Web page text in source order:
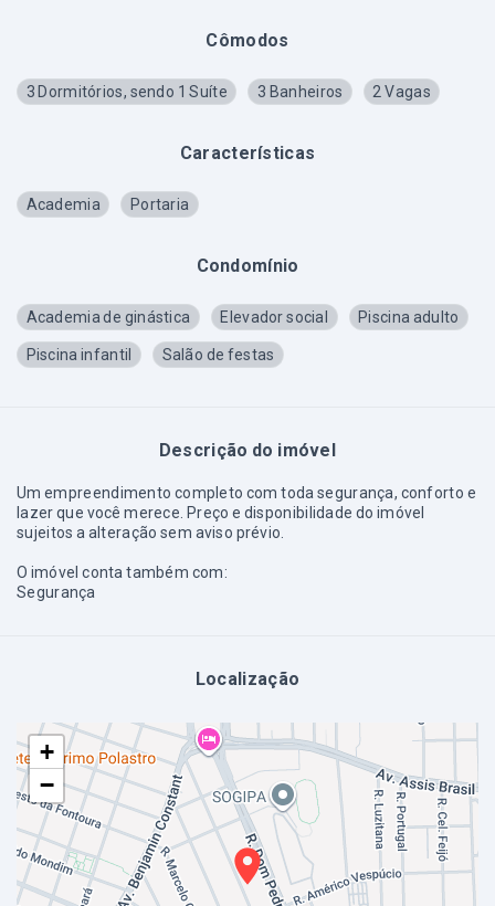
Cômodos
3 Dormitórios, sendo 1 Suíte 3 Banheiros 2 Vagas
Características
Academia Portaria
Condomínio
Academia de ginástica Elevador social Piscina adulto
Piscina infantil Salão de festas
Descrição do imóvel
Um empreendimento completo com toda segurança, conforto e
lazer que você merece. Preço e disponibilidade do imóvel
sujeitos a alteração sem aviso prévio.
O imóvel conta também com:
Segurança
Localização
+
−